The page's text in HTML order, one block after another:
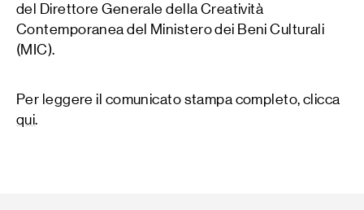
del Direttore Generale della Creatività
Contemporanea del Ministero dei Beni Culturali
(MIC).
Per leggere il comunicato stampa completo, clicca
qui.